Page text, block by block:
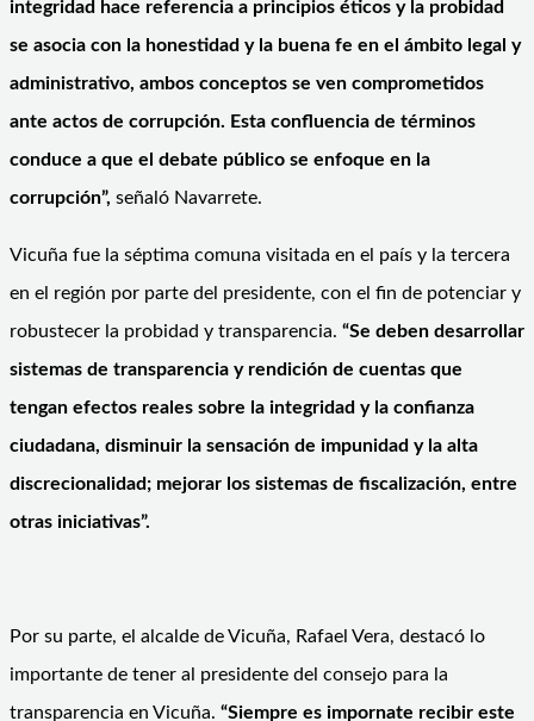
integridad hace referencia a principios éticos y la probidad
se asocia con la honestidad y la buena fe en el ámbito legal y
administrativo, ambos conceptos se ven comprometidos
ante actos de corrupción. Esta confluencia de términos
conduce a que el debate público se enfoque en la
corrupción”, señaló Navarrete.
Vicuña fue la séptima comuna visitada en el país y la tercera
en el región por parte del presidente, con el fin de potenciar y
robustecer la probidad y transparencia. “Se deben desarrollar
sistemas de transparencia y rendición de cuentas que
tengan efectos reales sobre la integridad y la confianza
ciudadana, disminuir la sensación de impunidad y la alta
discrecionalidad; mejorar los sistemas de fiscalización, entre
otras iniciativas”.
Por su parte, el alcalde de Vicuña, Rafael Vera, destacó lo
importante de tener al presidente del consejo para la
transparencia en Vicuña. “Siempre es impornate recibir este